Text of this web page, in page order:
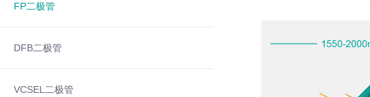
FP二极管
DFB二极管
VCSEL二极管